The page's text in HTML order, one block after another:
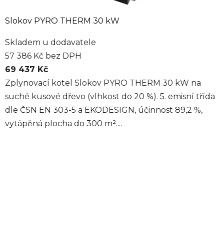
Slokov PYRO THERM 30 kW
Skladem u dodavatele
57 386 Kč bez DPH
69 437 Kč
Zplynovací kotel Slokov PYRO THERM 30 kW na
suché kusové dřevo (vlhkost do 20 %). 5. emisní třída
dle ČSN EN 303-5 a EKODESIGN, účinnost 89,2 %,
vytápěná plocha do 300 m²....